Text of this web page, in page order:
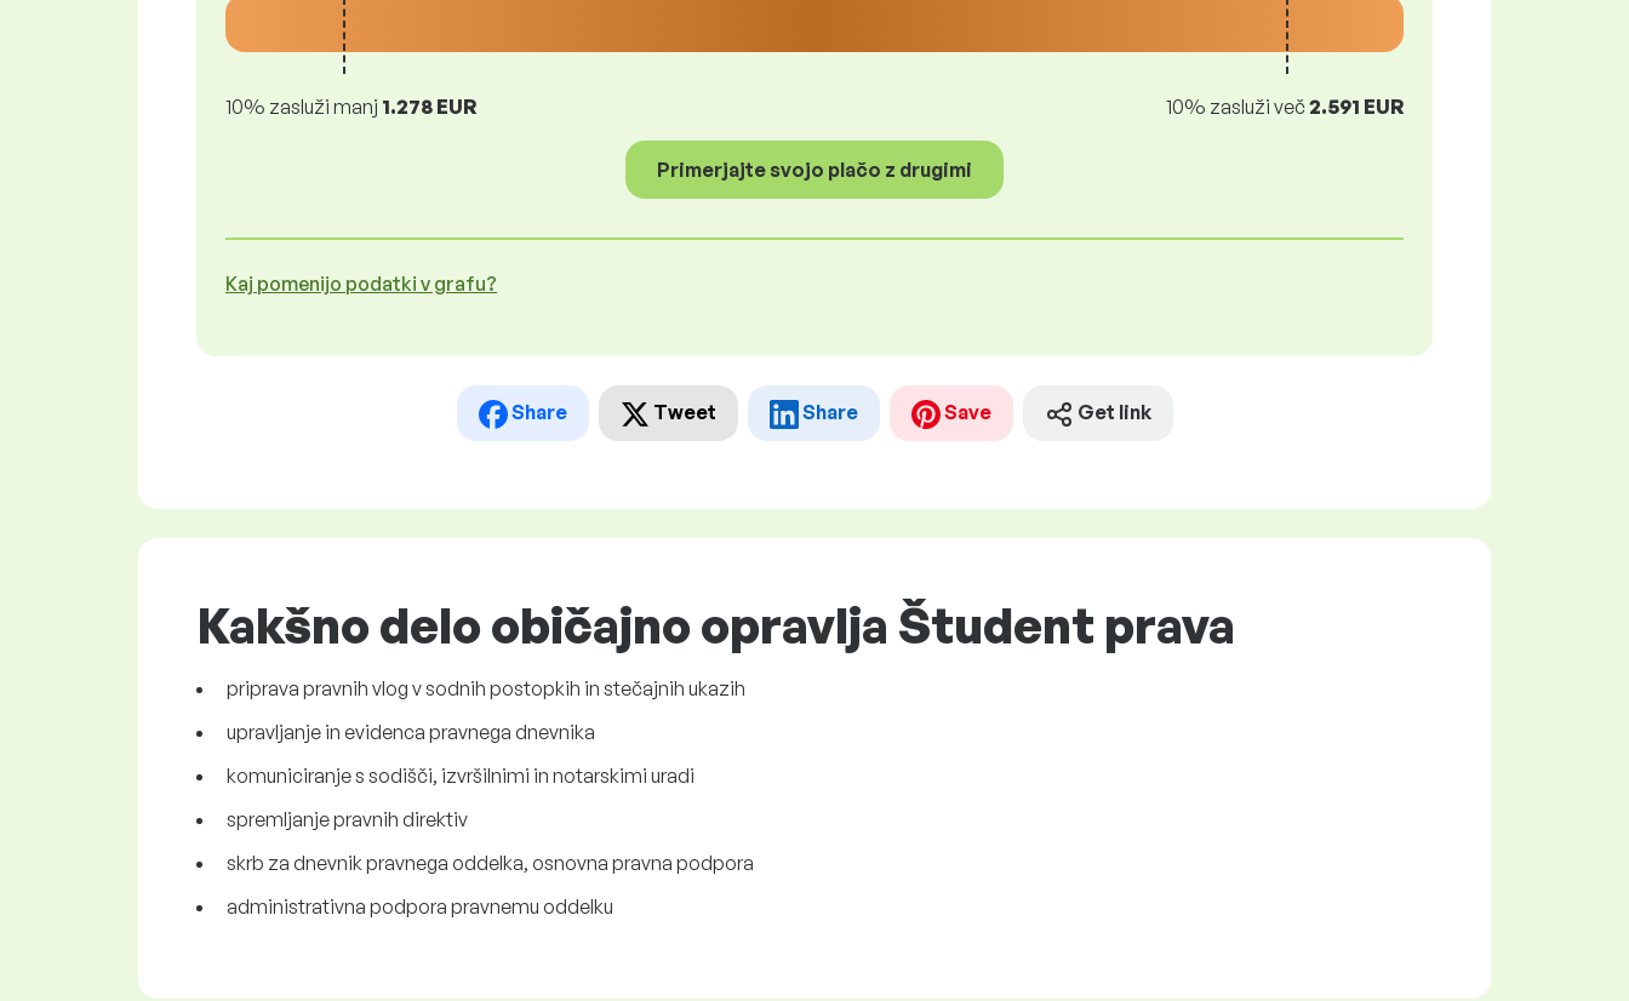
10% zasluži manj 1.278 EUR 10% zasluži več2.591 EUR
Primerjajte svojo plačo z drugimi
Kaj pomenijo podatki v grafu?
Share Tweet Share Save Get link
Kakšno delo običajno opravlja Študent prava
priprava pravnih vlog v sodnih postopkih in stečajnih ukazih
upravljanje in evidenca pravnega dnevnika
komuniciranje s sodišči, izvršilnimi in notarskimi uradi
spremljanje pravnih direktiv
skrb za dnevnik pravnega oddelka, osnovna pravna podpora
administrativna podpora pravnemu oddelku